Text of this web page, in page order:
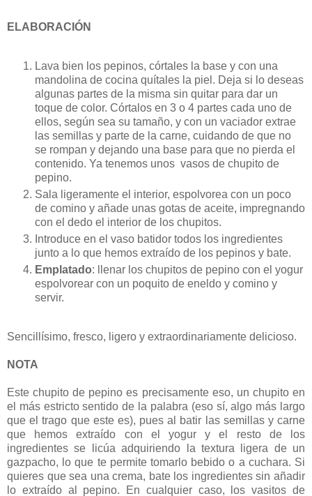
ELABORACIÓN
Lava bien los pepinos, córtales la base y con una
mandolina de cocina quítales la piel. Deja si lo deseas
algunas partes de la misma sin quitar para dar un
toque de color. Córtalos en 3 o 4 partes cada uno de
ellos, según sea su tamaño, y con un vaciador extrae
las semillas y parte de la carne, cuidando de que no
se rompan y dejando una base para que no pierda el
contenido. Ya tenemos unos vasos de chupito de
pepino.
Sala ligeramente el interior, espolvorea con un poco
de comino y añade unas gotas de aceite, impregnando
con el dedo el interior de los chupitos.
Introduce en el vaso batidor todos los ingredientes
junto a lo que hemos extraído de los pepinos y bate.
Emplatado: llenar los chupitos de pepino con el yogur
espolvorear con un poquito de eneldo y comino y
servir.
Sencillísimo, fresco, ligero y extraordinariamente delicioso.
NOTA
Este chupito de pepino es precisamente eso, un chupito en
el más estricto sentido de la palabra (eso sí, algo más largo
que el trago que este es), pues al batir las semillas y carne
que hemos extraído con el yogur y el resto de los
ingredientes se licúa adquiriendo la textura ligera de un
gazpacho, lo que te permite tomarlo bebido o a cuchara. Si
quieres que sea una crema, bate los ingredientes sin añadir
lo extraído al pepino. En cualquier caso, los vasitos de